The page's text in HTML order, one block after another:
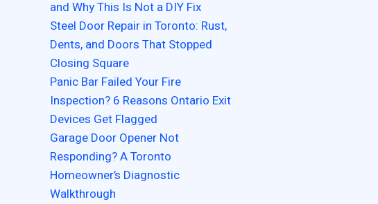
and Why This Is Not a DIY Fix
Steel Door Repair in Toronto: Rust,
Dents, and Doors That Stopped
Closing Square
Panic Bar Failed Your Fire
Inspection? 6 Reasons Ontario Exit
Devices Get Flagged
Garage Door Opener Not
Responding? A Toronto
Homeowner’s Diagnostic
Walkthrough